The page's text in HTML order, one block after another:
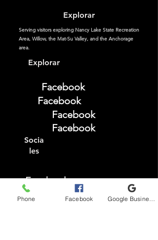
Explorar
Serving visitors exploring Nancy Lake State Recreation
Area, Willow, the Mat-Su Valley, and the Anchorage
area.
Explorar
Facebook
Facebook
Facebook
Facebook
Socia
les
Facebook
Instagram
Phone Facebook